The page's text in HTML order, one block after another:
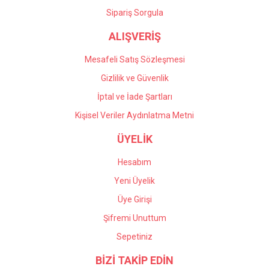
Gönder
Sipariş Sorgula
ALIŞVERİŞ
Mesafeli Satış Sözleşmesi
Gizlilik ve Güvenlik
İptal ve İade Şartları
Kişisel Veriler Aydınlatma Metni
ÜYELİK
Hesabım
Yeni Üyelik
Üye Girişi
Şifremi Unuttum
Sepetiniz
BİZİ TAKİP EDİN